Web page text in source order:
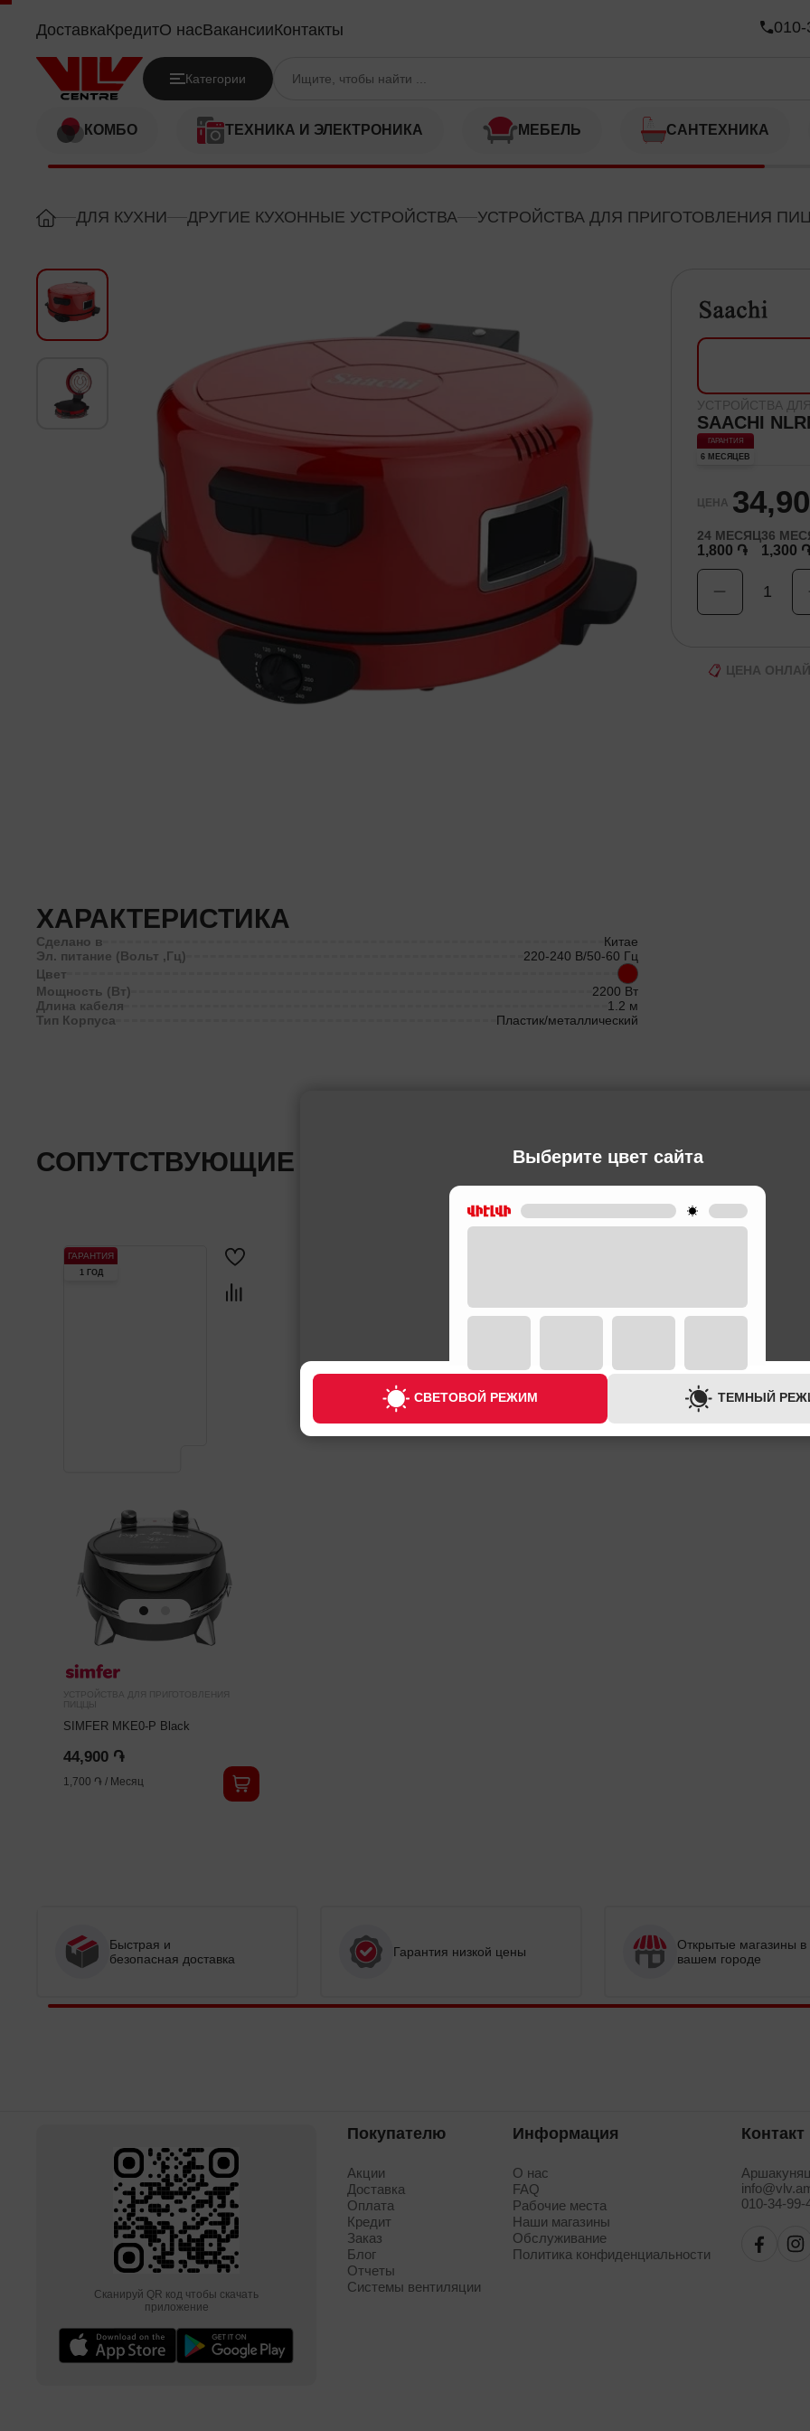
SAACHI NLRM4980
Выберите цвет сайта
СВЕТОВОЙ РЕЖИМ ТЕМНЫЙ
ДоставкаКредитО насВакансииКонтакты
Категории
КОМБО ТЕХНИКА И ЭЛЕКТРОНИКА МЕБЕЛЬ САНТЕХНИКА
ДЛЯ КУХНИ ДРУГИЕ КУХОННЫЕ УСТРОЙСТВА УСТРОЙСТВА ДЛЯ ПРИГОТОВЛЕНИЯ
УСТРОЙСТВА
SAACHI
ГАРАНТИЯ
6 МЕСЯЦЕВ
ЦЕНА
24 МЕСЯЦ
1,800 ֏
36
1,300
1
ЦЕНА
ХАРАКТЕРИСТИКА
Сделано в
Китае
Эл. питание (Вольт ,Гц)
220-240 В/50-60 Гц
Цвет
Мощность (Вт)
2200 Вт
Длина кабеля
1.2 м
Тип Корпуса
Пластик/металлический
СОПУТСТВУЮЩИЕ ТОВАРЫ
ГАРАНТИЯ
1 ГОД
УСТРОЙСТВА ДЛЯ ПРИГОТОВЛЕНИЯ
ПИЦЦЫ
SIMFER MKE0-P Black
44,900 ֏
1,700 ֏ / Месяц
Быстрая и
безопасная доставка
Гарантия низкой цены
Открытые магазины в
вашем городе
Сканируй QR код чтобы скачать
приложение
Покупателю
Акции
Доставка
Оплата
Кредит
Заказ
Блог
Отчеты
Системы вентиляции
Информация
О нас
FAQ
Рабочие места
Наши магазины
Обслуживание
Политика конфиденциальности
Контакт
010-34-99-